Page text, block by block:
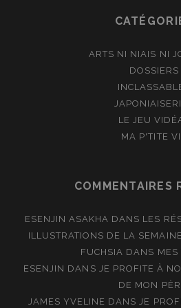
ARTS NI NIAIS NI
DOSSIERS
LE JEU
MA P'TITE
COMMENTAIRES
ESENJIN ASAKHA DANS LES
ILLUSTRATIONS DE LA
FUCHSIA DANS MES
ESENJIN DANS JE PROFITE À
DE MON
JAMES YVELINE DANSJE